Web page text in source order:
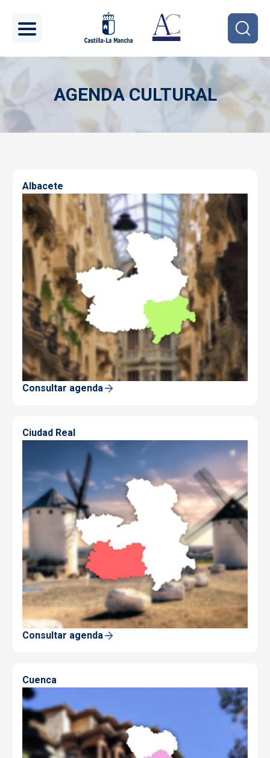
AGENDA CULTURAL
Imagen
Albacete
Consultar agenda
Ciudad Real
Consultar agenda
Cuenca